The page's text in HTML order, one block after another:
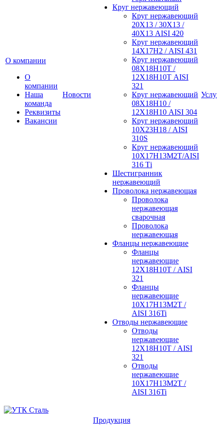
О компании
О
компании
Наша
команда
Реквизиты
Вакансии
Новости
Круг нержавеющий
Круг нержавеющий
20Х13 / 30Х13 /
40Х13 AISI 420
Круг нержавеющий
14Х17Н2 / AISI 431
Круг нержавеющий
08Х18Н10Т /
12Х18Н10Т AISI
321
Круг нержавеющий
08Х18Н10 /
12Х18Н10 AISI 304
Круг нержавеющий
10Х23Н18 / AISI
310S
Круг нержавеющий
10Х17Н13М2Т/AISI
316 Тi
Шестигранник
нержавеющий
Проволока нержавеющая
Проволока
нержавеющая
сварочная
Проволока
нержавеющая
Фланцы нержавеющие
Фланцы
нержавеющие
12Х18Н10Т / AISI
321
Фланцы
нержавеющие
10Х17Н13М2Т /
AISI 316Ti
Отводы нержавеющие
Отводы
нержавеющие
12Х18Н10Т / AISI
321
Отводы
нержавеющие
10Х17Н13М2Т /
AISI 316Ti
Продукция